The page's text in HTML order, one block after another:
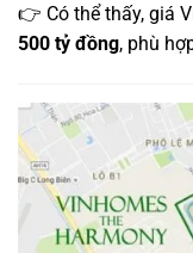
👉 Có thể thấy, giá
500 tỷ đồng, phù